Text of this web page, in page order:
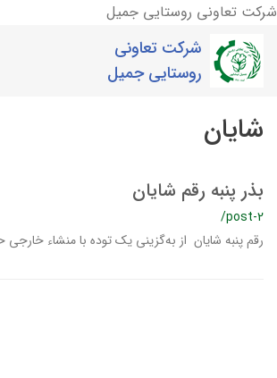
شرکت تعاونی روستایی جمیل
شرکت تعاونی
روستایی جمیل
شایان
بذر پنبه رقم شایان
/post-2
رقم پنبه شایان از به‌گزینی یک توده با منشاء